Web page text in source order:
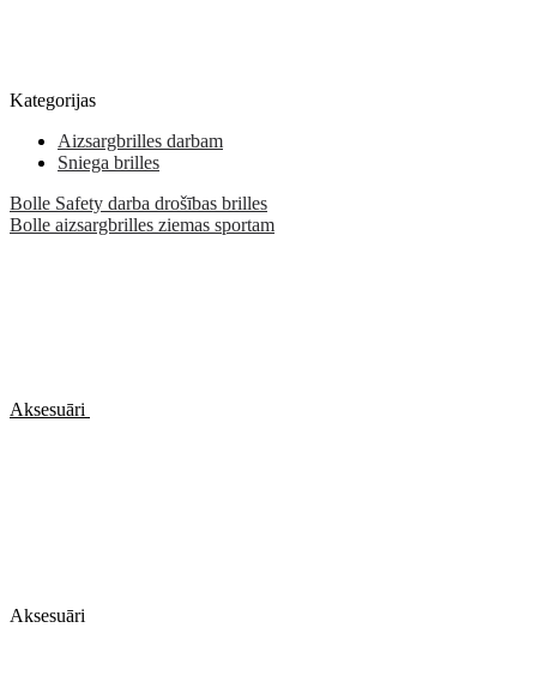
Kategorijas
Aizsargbrilles darbam
Sniega brilles
Bolle Safety darba drošības brilles
Bolle aizsargbrilles ziemas sportam
Aksesuāri
Aksesuāri